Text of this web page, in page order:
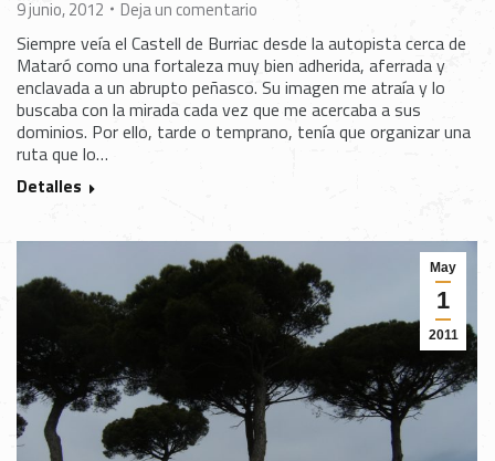
9 junio, 2012 Deja un comentario
Siempre veía el Castell de Burriac desde la autopista cerca de
Mataró como una fortaleza muy bien adherida, aferrada y
enclavada a un abrupto peñasco. Su imagen me atraía y lo
buscaba con la mirada cada vez que me acercaba a sus
dominios. Por ello, tarde o temprano, tenía que organizar una
ruta que lo…
Detalles
May
1
2011